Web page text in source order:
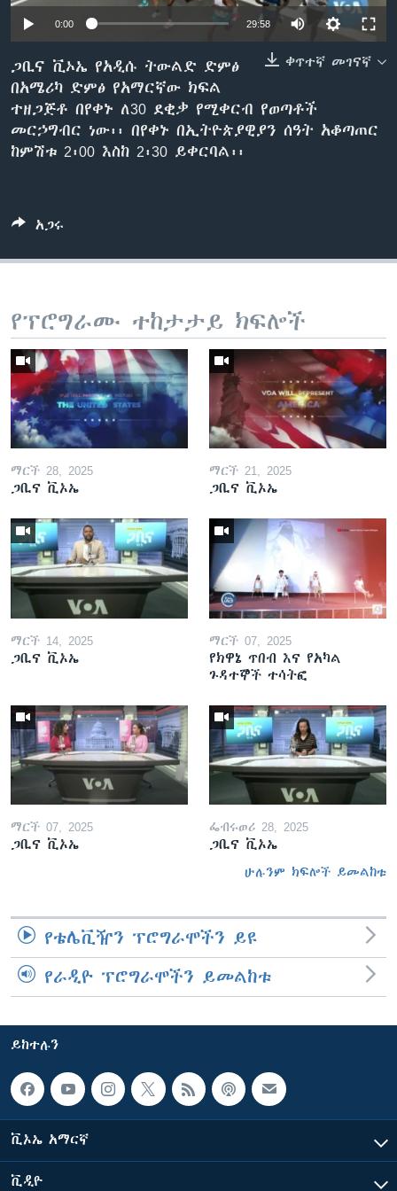
ቋንቋዎች
0:00 29:58
ቀጥተኛ መገናኛ
ጋቢና ቪኦኤ የአዲሱ ትውልድ ድምፅ
በአሜሪካ ድምፅ የአማርኛው ክፍል
ተዘጋጅቶ በየቀኑ ለ30 ደቂቃ የሚቀርብ የወጣቶች
መርኃግብር ነው፡፡ በየቀኑ በኢትዮጵያዊያን ሰዓት አቆጣጠር
ከምሽቱ 2፡00 እስከ 2፡30 ይቀርባል፡፡
አጋሩ
የፕሮግራሙ ተከታታይ ክፍሎች
ማርች 28, 2025
ጋቢና ቪኦኤ
ማርች 21, 2025
ጋቢና ቪኦኤ
ማርች 14, 2025
ጋቢና ቪኦኤ
ማርች 07, 2025
የክዋኔ ጥበብ እና የአካል
ጉዳተኞች ተሳትፎ
ማርች 07, 2025
ጋቢና ቪኦኤ
ፌብሩወሪ 28, 2025
ጋቢና ቪኦኤ
ሁሉንም ክፍሎች ይመልከቱ
የቴሌቪዥን ፕሮግራሞችን ይዩ
የራዲዮ ፕሮግራሞችን ይመልከቱ
ይከተሉን
ቪኦኤ አማርኛ
ቪዲዮ